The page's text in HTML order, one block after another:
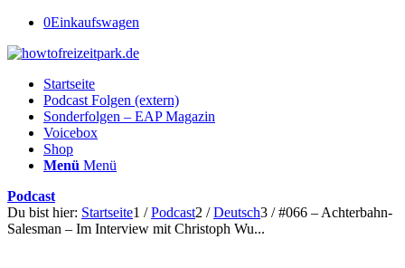
0Einkaufswagen
Startseite
Podcast Folgen (extern)
Sonderfolgen – EAP Magazin
Voicebox
Shop
Menü Menü
Podcast
Du bist hier: Startseite1 / Podcast2 / Deutsch3 / #066 – Achterbahn-
Salesman – Im Interview mit Christoph Wu...